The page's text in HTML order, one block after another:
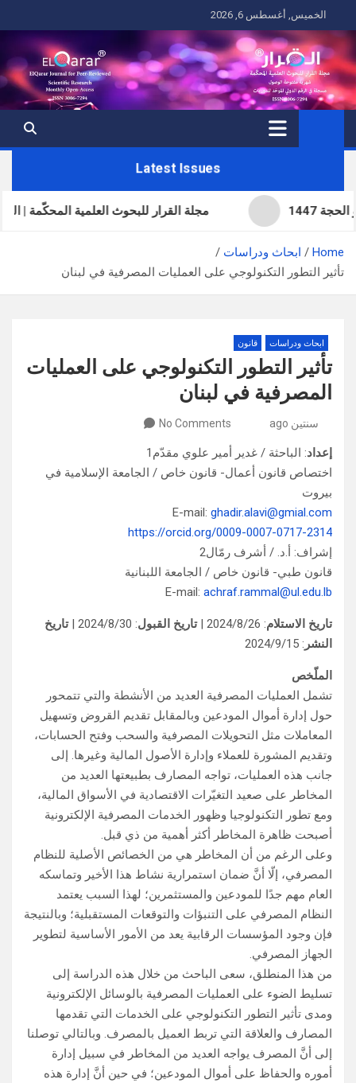
to
content
الخميس, أغسطس 6, 2026
Latest Issues
مجلة القرار للبحوث العلمية المحكّمة | العدد
Home
ابحاث ودراسات
تأثير التطور التكنولوجي على العمليات المصرفية في لبنان
ابحاث ودراسات قانون
تأثير التطور التكنولوجي على العمليات
المصرفية في لبنان
سنتين ago No Comments
إعداد: الباحثة / غدير أمير علوي مقدّم1
اختصاص قانون أعمال- قانون خاص / الجامعة الإسلامية في
بيروت
E-mail: ghadir.alavi@gmial.com
https://orcid.org/0009-0007-0717-2314
إشراف: أ.د. / أشرف رمّال2
قانون طبي- قانون خاص / الجامعة اللبنانية
E-mail: achraf.rammal@ul.edu.lb
تاريخ الاستلام: 2024/8/26 | تاريخ القبول: 2024/8/30 |
تاريخ
النشر : 2024/9/15
الملّخص
تشمل العمليات المصرفية العديد من الأنشطة والتي تتمحور
حول إدارة أموال المودعين وبالمقابل تقديم القروض وتسهيل
المعاملات مثل التحويلات المصرفية والسحب وفتح الحسابات،
وتقديم المشورة للعملاء وإدارة الأصول المالية وغيرها. إلى
جانب هذه العمليات، تواجه المصارف بطبيعتها العديد من
المخاطر على صعيد التغيّرات الاقتصادية في الأسواق المالية،
ومع تطور التكنولوجيا وظهور الخدمات المصرفية الإلكترونية
أصبحت ظاهرة المخاطر أكثر أهمية من ذي قبل.
وعلى الرغم من أن المخاطر هي من الخصائص الأصلية للنظام
المصرفي، إلّا أنَّ ضمان استمرارية نشاط هذا الأخير وتماسكه
العام مهم جدًا للمودعين والمستثمرين؛ لهذا السبب يعتمد
النظام المصرفي على التنبؤات والتوقعات المستقبلية؛ وبالنتيجة
فإن وجود المؤسسات الرقابية يعد من الأمور الأساسية لتطوير
الجهاز المصرفي.
من هذا المنطلق، سعى الباحث من خلال هذه الدراسة إلى
تسليط الضوء على العمليات المصرفية بالوسائل الإلكترونية
ومدى تأثير التطور التكنولوجي على الخدمات التي تقدمها
المصارف والعلاقة التي تربط العميل بالمصرف. وبالتالي توصلنا
إلى أنَّ المصرف يواجه العديد من المخاطر في سبيل إدارة
أموره والحفاظ على أموال المودعين؛ في حين أنَّ إدارة هذه